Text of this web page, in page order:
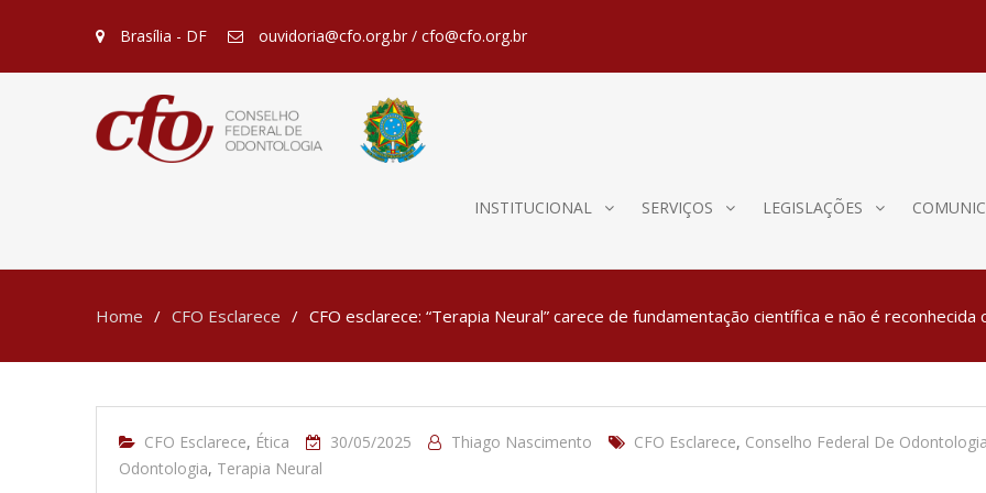
Brasília - DF ouvidoria@cfo.org.br / cfo@cfo.org.br
INSTITUCIONAL SERVIÇOS LEGISLAÇÕES
Home CFO Esclarece CFO esclarece: “Terapia Neural” carece de fundamentação científica e não é
CFO Esclarece, Ética 30/05/2025 Thiago Nascimento CFO Esclarece, Conselho Federal De Odontologia
Odontologia, Terapia Neural